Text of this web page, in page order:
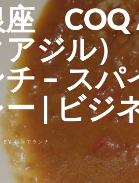
COQ
アジル
チ – ス
ー | ビジ
BY銀座でランチ